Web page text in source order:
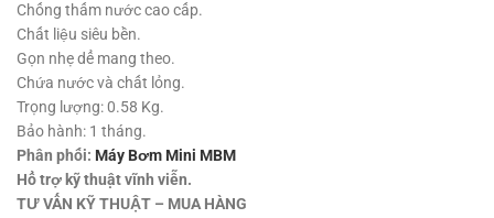
Chống thấm nước cao cấp.
Chất liệu siêu bền.
Gọn nhẹ dể mang theo.
Chứa nước và chất lỏng.
Trọng lượng: 0.58 Kg.
Bảo hành: 1 tháng.
Phân phối: Máy Bơm Mini MBM
Hổ trợ kỹ thuật vĩnh viễn.
TƯ VẤN KỸ THUẬT – MUA HÀNG